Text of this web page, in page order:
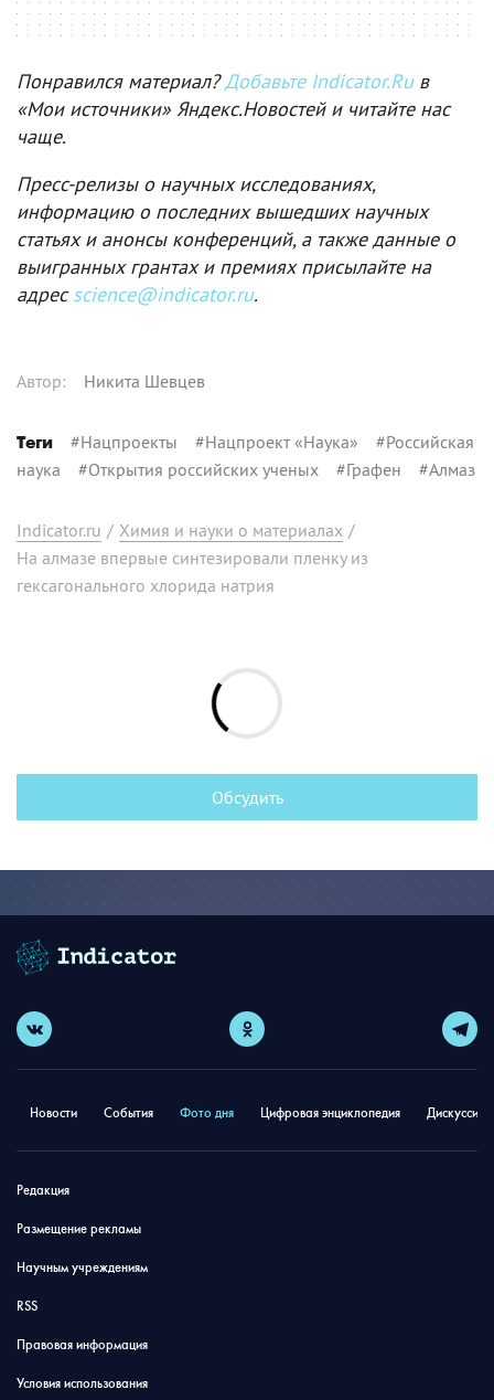
Понравился материал?Добавьте Indicator.Ruв
«Мои источники» Яндекс.Новостей и читайте нас
чаще.
Пресс-релизы о научных исследованиях,
информацию о последних вышедших научных
статьях и анонсы конференций, а также данные о
выигранных грантах и премиях присылайте на
адресscience@indicator.ru.
Автор: Никита Шевцев
Теги #Нацпроекты #Нацпроект «Наука» #Российская
наука #Открытия российских ученых #Графен #Алмаз
Indicator.ru / Химия и науки о материалах /
На алмазе впервые синтезировали пленку из
гексагонального хлорида натрия
Обсудить
Новости События Фото дня Цифровая энциклопедия
Редакция
Размещение рекламы
Научным учреждениям
RSS
Правовая информация
Условия использования